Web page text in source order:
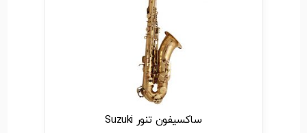
ساکسیفون تنور Suzuki